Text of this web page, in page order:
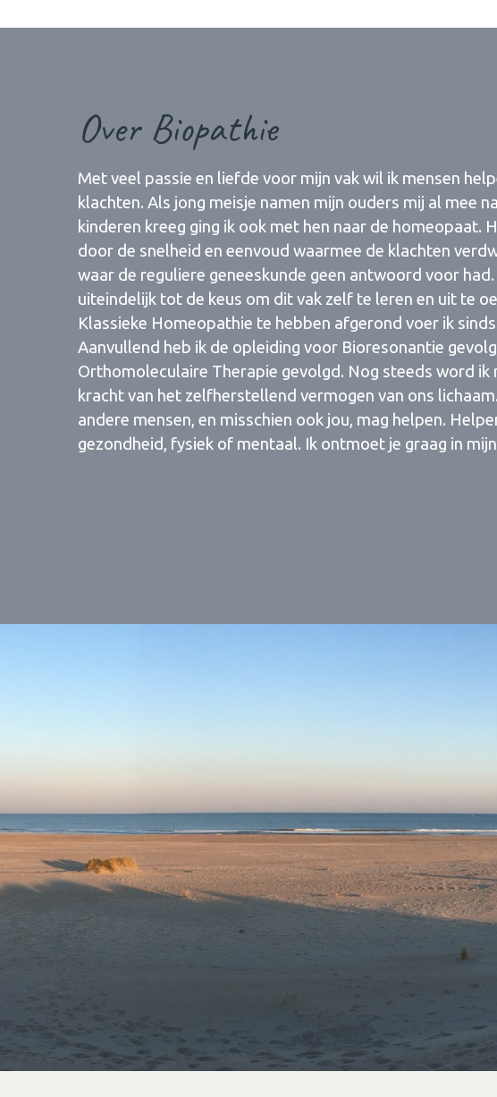
Over Biopathie
Met veel passie en liefde voor mijn vak wil ik mensen
klachten. Als jong meisje namen mijn ouders mij al mee
kinderen kreeg ging ik ook met hen naar de homeopaat.
door de snelheid en eenvoud waarmee de klachten
waar de reguliere geneeskunde geen antwoord voor
uiteindelijk tot de keus om dit vak zelf te leren en uit te
Klassieke Homeopathie te hebben afgerond voer ik
Aanvullend heb ik de opleiding voor Bioresonantie
Orthomoleculaire Therapie gevolgd. Nog steeds word
kracht van het zelfherstellend vermogen van ons
andere mensen, en misschien ook jou, mag helpen.
gezondheid, fysiek of mentaal. Ik ontmoet je graag in